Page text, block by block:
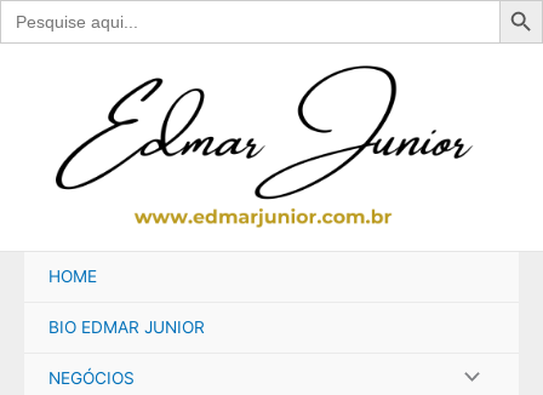
Search
for:
HOME
BIO EDMAR JUNIOR
NEGÓCIOS